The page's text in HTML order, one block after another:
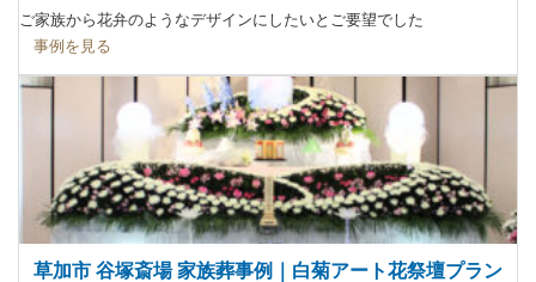
ご家族から花弁のようなデザインにしたいとご要望でした
事例を見る
草加市 谷塚斎場 家族葬事例｜白菊アート花祭壇プラン